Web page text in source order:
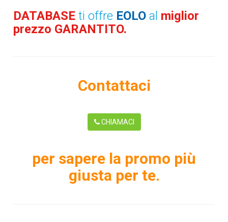
DATABASEti offre EOLO al miglior
prezzo GARANTITO.
Contattaci
CHIAMACI
per sapere la promo più
giusta per te.